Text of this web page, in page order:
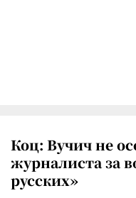
Коц: Вучич не
журналиста за
русских»